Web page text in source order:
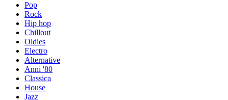
Pop
Rock
Hip hop
Chillout
Oldies
Electro
Alternative
Anni '80
Classica
House
Jazz